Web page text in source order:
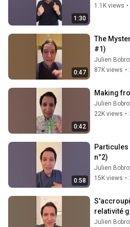
1:30
1.1K views •
0:47
The
#1)
Julien
87K views •
0:42
Making
Julien
22K views •
0:58
n°2)
Julien
15K views •
relativité
Julien